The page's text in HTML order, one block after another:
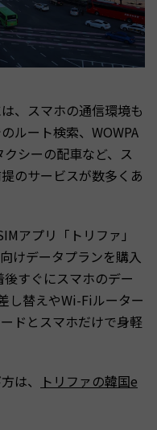
、スマホの通信環境も
ルート検索、WOWPA
シーの配車など、ス
のサービスが数多くあ
アプリ「トリファ」
けデータプランを購入
すぐにスマホのデー
し替えやWi-Fiルーター
ドとスマホだけで身軽
は、
トリファの韓国e